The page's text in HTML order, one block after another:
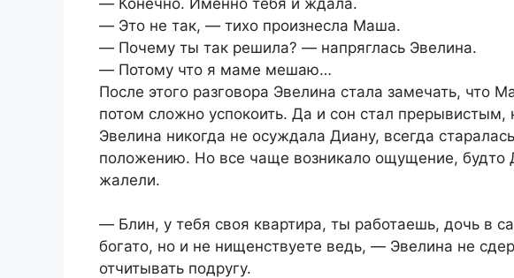
― Это не так, ― тихо произнесла Маша.
― Почему ты так решила? ― напряглась Эвелина.
― Потому что я маме мешаю…
После этого разговора Эвелина стала замечать, что
потом сложно успокоить. Да и сон стал
Эвелина никогда не осуждала Диану, всегда
положению. Но все чаще возникало ощущение, будто
жалели.
― Блин, у тебя своя квартира, ты работаешь, дочь в
богато, но и не нищенствуете ведь, ― Эвелина не
отчитывать подругу.